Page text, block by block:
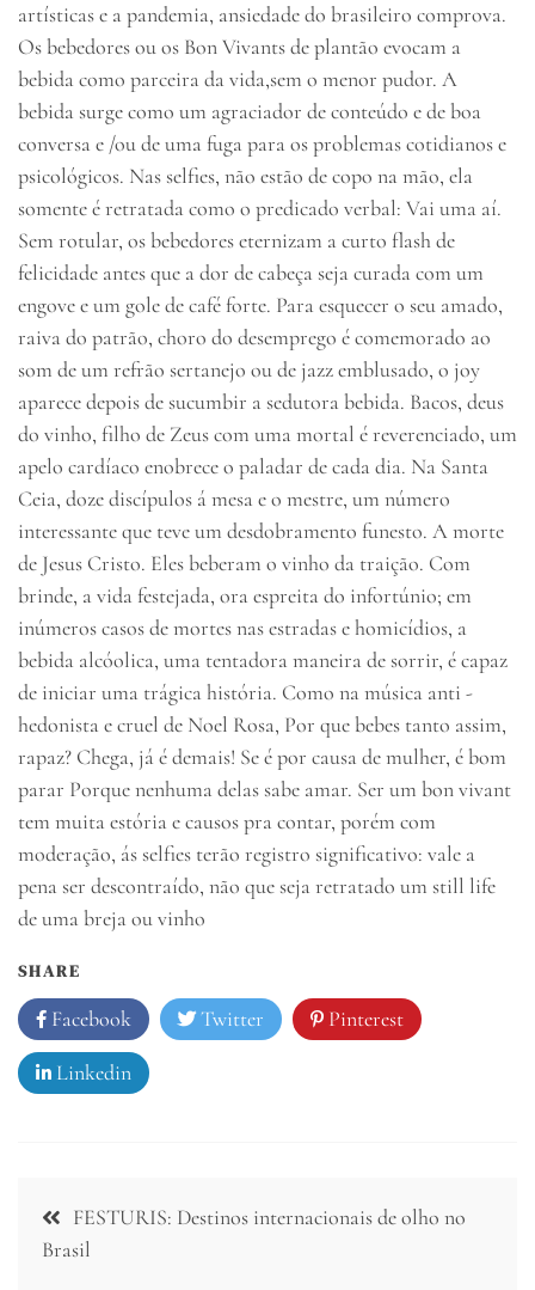
artísticas e a pandemia, ansiedade do brasileiro comprova.
Os bebedores ou os Bon Vivants de plantão evocam a
bebida como parceira da vida,sem o menor pudor. A
bebida surge como um agraciador de conteúdo e de boa
conversa e /ou de uma fuga para os problemas cotidianos e
psicológicos. Nas selfies, não estão de copo na mão, ela
somente é retratada como o predicado verbal: Vai uma aí.
Sem rotular, os bebedores eternizam a curto flash de
felicidade antes que a dor de cabeça seja curada com um
engove e um gole de café forte. Para esquecer o seu amado,
raiva do patrão, choro do desemprego é comemorado ao
som de um refrão sertanejo ou de jazz emblusado, o joy
aparece depois de sucumbir a sedutora bebida. Bacos, deus
do vinho, filho de Zeus com uma mortal é reverenciado, um
apelo cardíaco enobrece o paladar de cada dia. Na Santa
Ceia, doze discípulos á mesa e o mestre, um número
interessante que teve um desdobramento funesto. A morte
de Jesus Cristo. Eles beberam o vinho da traição. Com
brinde, a vida festejada, ora espreita do infortúnio; em
inúmeros casos de mortes nas estradas e homicídios, a
bebida alcóolica, uma tentadora maneira de sorrir, é capaz
de iniciar uma trágica história. Como na música anti -
hedonista e cruel de Noel Rosa, Por que bebes tanto assim,
rapaz? Chega, já é demais! Se é por causa de mulher, é bom
parar Porque nenhuma delas sabe amar. Ser um bon vivant
tem muita estória e causos pra contar, porém com
moderação, ás selfies terão registro significativo: vale a
pena ser descontraído, não que seja retratado um still life
de uma breja ou vinho
SHARE
Facebook Twitter Pinterest
Linkedin
Navegação
de
FESTURIS: Destinos internacionais de olho no
Brasil